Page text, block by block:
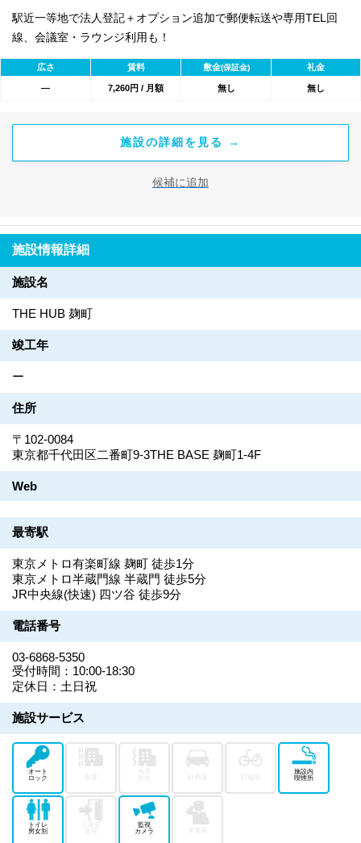
駅近一等地で法人登記＋オプション追加で郵便転送や専用TEL回
線、会議室・ラウンジ利用も！
広さ 賃料 敷金(保証金) 礼金
― 7,260円 / 月額 無し 無し
施設の詳細を見る →
候補に追加
施設情報詳細
施設名
THE HUB 麹町
竣工年
ー
住所
〒102-0084
東京都千代田区二番町9-3THE BASE 麹町1-4F
Web
最寄駅
東京メトロ有楽町線 麹町 徒歩1分
東京メトロ半蔵門線 半蔵門 徒歩5分
JR中央線(快速) 四ツ谷 徒歩9分
電話番号
03-6868-5350
受付時間：10:00-18:30
定休日：土日祝
施設サービス
オート
ロック
施設内
喫煙所
トイレ
男女別
監視
カメラ